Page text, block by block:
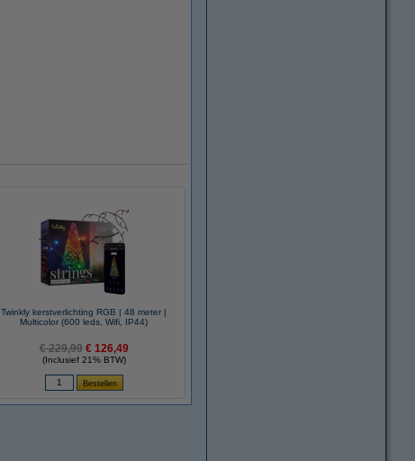
Twinkly kerstverlichting RGB | 48 meter |
Multicolor (600 leds, Wifi, IP44)
€ 229,99 € 126,49
(Inclusief 21% BTW)